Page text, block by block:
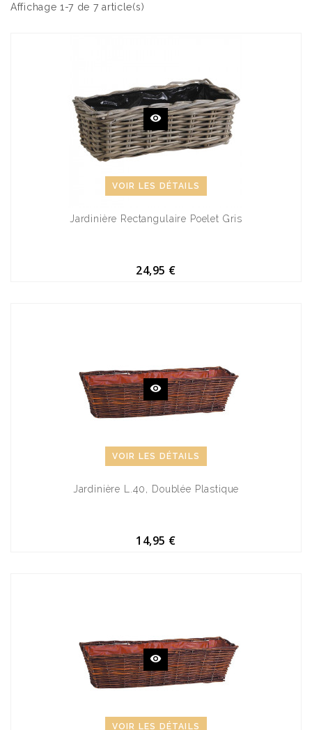
Affichage 1-7 de 7 article(s)
VOIR LES DÉTAILS
Jardinière Rectangulaire Poelet Gris
24,95 €
VOIR LES DÉTAILS
Jardinière L.40, Doublée Plastique
14,95 €
VOIR LES DÉTAILS